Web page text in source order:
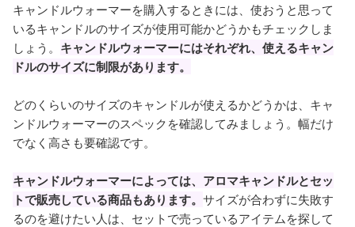
キャンドルウォーマーを購入するときには、使おうと思って
いるキャンドルのサイズが使用可能かどうかもチェックしま
しょう。 キャンドルウォーマーにはそれぞれ、使えるキャン
ドルのサイズに制限があります。
どのくらいのサイズのキャンドルが使えるかどうかは、キャ
ンドルウォーマーのスペックを確認してみましょう。幅だけ
でなく高さも要確認です。
キャンドルウォーマーによっては、アロマキャンドルとセッ
トで販売している商品もあります。 サイズが合わずに失敗す
るのを避けたい人は、セットで売っているアイテムを探して